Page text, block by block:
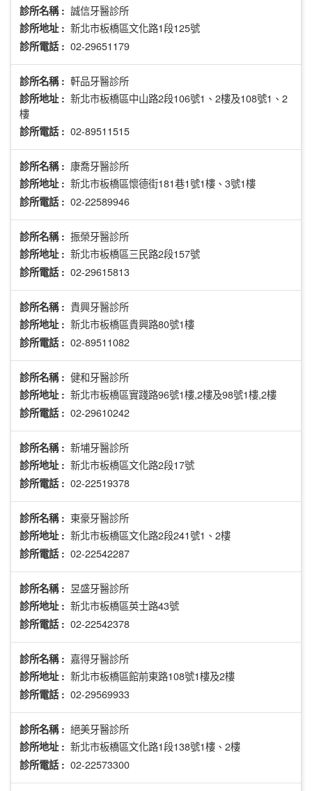
診所名稱 : 誠信牙醫診所
診所地址 : 新北市板橋區文化路1段125號
診所電話 : 02-29651179
診所名稱 : 軒品牙醫診所
診所地址 : 新北市板橋區中山路2段106號1、2樓及108號1、2
樓
診所電話 : 02-89511515
診所名稱 : 康喬牙醫診所
診所地址 : 新北市板橋區懷德街181巷1號1樓、3號1樓
診所電話 : 02-22589946
診所名稱 : 振榮牙醫診所
診所地址 : 新北市板橋區三民路2段157號
診所電話 : 02-29615813
診所名稱 : 貴興牙醫診所
診所地址 : 新北市板橋區貴興路80號1樓
診所電話 : 02-89511082
診所名稱 : 健和牙醫診所
診所地址 : 新北市板橋區實踐路96號1樓,2樓及98號1樓,2樓
診所電話 : 02-29610242
診所名稱 : 新埔牙醫診所
診所地址 : 新北市板橋區文化路2段17號
診所電話 : 02-22519378
診所名稱 : 東豪牙醫診所
診所地址 : 新北市板橋區文化路2段241號1、2樓
診所電話 : 02-22542287
診所名稱 : 昱盛牙醫診所
診所地址 : 新北市板橋區英士路43號
診所電話 : 02-22542378
診所名稱 : 嘉得牙醫診所
診所地址 : 新北市板橋區館前東路108號1樓及2樓
診所電話 : 02-29569933
診所名稱 : 絕美牙醫診所
診所地址 : 新北市板橋區文化路1段138號1樓、2樓
診所電話 : 02-22573300